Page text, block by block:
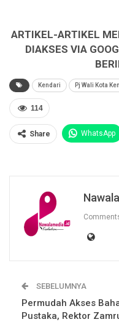
ARTIKEL-ARTIKEL
DIAKSES VIA
Kendari Pj Wali Kota
114
Share WhatsApp
SEBELUMNYA
Permudah Akses
Pustaka, Rektor